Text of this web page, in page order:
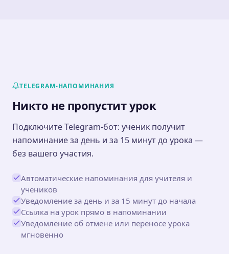
TELEGRAM-НАПОМИНАНИЯ
Никто не пропустит урок
Подключите Telegram-бот: ученик получит
напоминание за день и за 15 минут до урока —
без вашего участия.
Автоматические напоминания для учителя и
учеников
Уведомление за день и за 15 минут до начала
Ссылка на урок прямо в напоминании
Уведомление об отмене или переносе урока
мгновенно